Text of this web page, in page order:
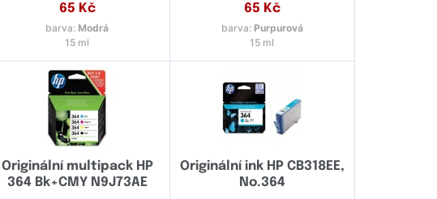
65 Kč
barva: Modrá
15 ml
65 Kč
barva: Purpurová
15 ml
Originální multipack HP
364 Bk+CMY N9J73AE
Originální ink HP CB318EE,
No.364